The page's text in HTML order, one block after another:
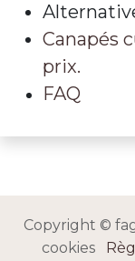
Canapés
prix.
FAQ
Copyright ©
cookies